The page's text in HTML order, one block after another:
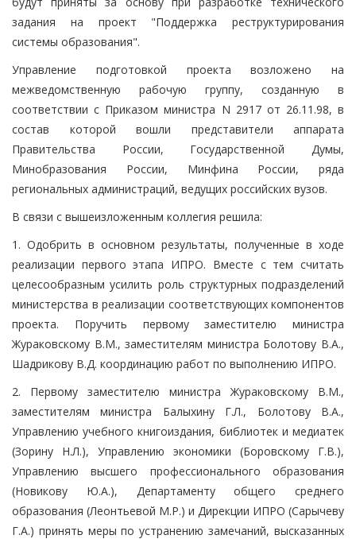
задания на проект "Поддержка реструктурирования
системы образования".
Управление подготовкой проекта возложено на
межведомственную рабочую группу, созданную в
соответствии с Приказом министра N 2917 от 26.11.98, в
состав которой вошли представители аппарата
Правительства России, Государственной Думы,
Минобразования России, Минфина России, ряда
региональных администраций, ведущих российских вузов.
В связи с вышеизложенным коллегия решила:
1. Одобрить в основном результаты, полученные в ходе
реализации первого этапа ИПРО. Вместе с тем считать
целесообразным усилить роль структурных подразделений
министерства в реализации соответствующих компонентов
проекта. Поручить первому заместителю министра
Жураковскому В.М., заместителям министра Болотову В.А.,
Шадрикову В.Д. координацию работ по выполнению ИПРО.
2. Первому заместителю министра Жураковскому В.М.,
заместителям министра Балыхину Г.Л., Болотову В.А.,
Управлению учебного книгоиздания, библиотек и медиатек
(Зорину Н.Л.), Управлению экономики (Боровскому Г.В.),
Управлению высшего профессионального образования
(Новикову Ю.А.), Департаменту общего среднего
образования (Леонтьевой М.Р.) и Дирекции ИПРО (Сарычеву
Г.А.) принять меры по устранению замечаний, высказанных